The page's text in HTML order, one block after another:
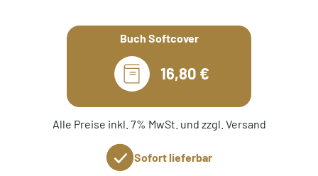
Buch Softcover
16,80 €
Alle Preise inkl. 7% MwSt. und zzgl. Versand
Sofort lieferbar